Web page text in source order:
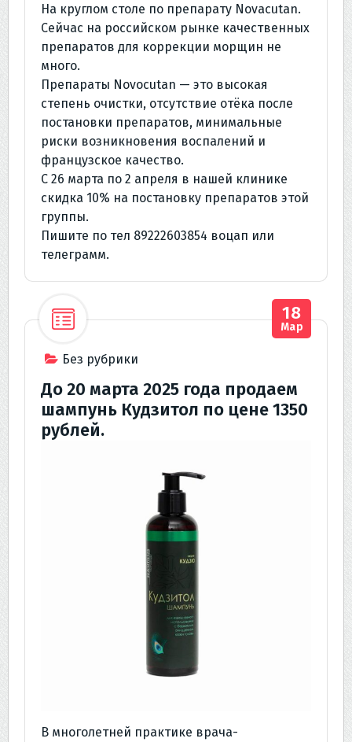
На круглом столе по препарату Novacutan.
Сейчас на российском рынке качественных
препаратов для коррекции морщин не
много.
Препараты Novocutan — это высокая
степень очистки, отсутствие отёка после
постановки препаратов, минимальные
риски возникновения воспалений и
французское качество.
С 26 марта по 2 апреля в нашей клинике
скидка 10% на постановку препаратов этой
группы.
Пишите по тел 89222603854 воцап или
телеграмм.
Без рубрики
18
Мар
До 20 марта 2025 года продаем
шампунь Кудзитол по цене 1350
рублей.
В многолетней практике врача-